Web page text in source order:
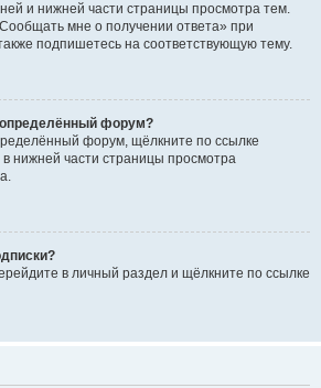
и нижней части страницы просмотра тем.
мне о получении ответа» при
подпишетесь на соответствующую тему.
определённый форум?
форум, щёлкните по ссылке
нижней части страницы просмотра
в личный раздел и щёлкните по ссылке